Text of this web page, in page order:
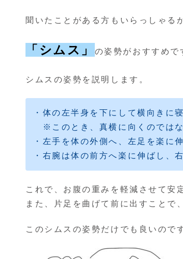
聞いたことがある方もいらっしゃる
「シムス」 の姿勢がおすすめで
シムスの姿勢を説明します。
・体の左半身を下にして横向きに
※このとき、真横に向くのではな
・左手を体の外側へ、左足を楽に
・右腕は体の前方へ楽に伸ばし、
これで、お腹の重みを軽減させて安
また、片足を曲げて前に出すことで
このシムスの姿勢だけでも良いので